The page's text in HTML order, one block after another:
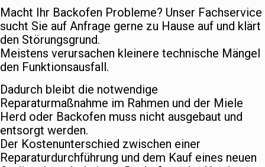
Macht Ihr Backofen Probleme? Unser Fachservice
sucht Sie auf Anfrage gerne zu Hause auf und klärt
den Störungsgrund.
Meistens verursachen kleinere technische Mängel
den Funktionsausfall.
Dadurch bleibt die notwendige
Reparaturmaßnahme im Rahmen und der Miele
Herd oder Backofen muss nicht ausgebaut und
entsorgt werden.
Der Kostenunterschied zwischen einer
Reparaturdurchführung und dem Kauf eines neuen